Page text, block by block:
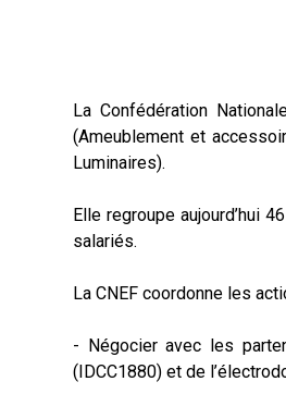
La Confédération
(Ameublement et
Luminaires).
Elle regroupe aujourd’hui
salariés.
La CNEF coordonne les
- Négocier avec les
(IDCC1880) et de